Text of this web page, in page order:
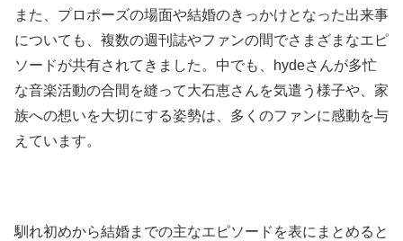
また、プロポーズの場面や結婚のきっかけとなった出来事
についても、複数の週刊誌やファンの間でさまざまなエピ
ソードが共有されてきました。中でも、hydeさんが多忙
な音楽活動の合間を縫って大石恵さんを気遣う様子や、家
族への想いを大切にする姿勢は、多くのファンに感動を与
えています。
馴れ初めから結婚までの主なエピソードを表にまとめると